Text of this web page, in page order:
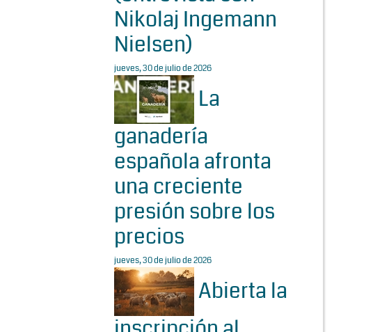
Nikolaj Ingemann
Nielsen)
jueves, 30 de julio de 2026
La
ganadería
española afronta
una creciente
presión sobre los
precios
jueves, 30 de julio de 2026
Abierta la